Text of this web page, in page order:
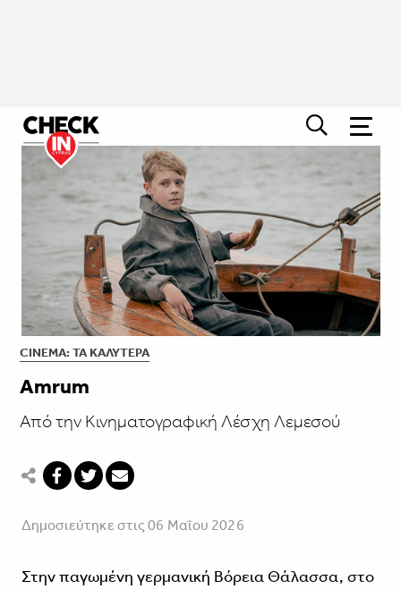
CINEMA: ΤΑ ΚΑΛΎΤΕΡΑ
Amrum
Από την Κινηματογραφική Λέσχη Λεμεσού
Δημοσιεύτηκε στις 06 Μαΐου 2026
Στην παγωμένη γερμανική Βόρεια Θάλασσα, στο